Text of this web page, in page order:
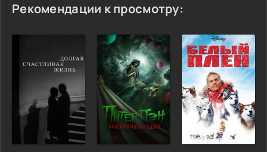
Рекомендации к просмотру: